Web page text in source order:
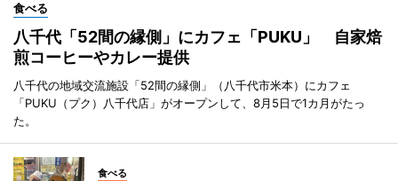
食べる
八千代「52間の縁側」にカフェ「PUKU」 自家焙
煎コーヒーやカレー提供
八千代の地域交流施設「52間の縁側」（八千代市米本）にカフェ
「PUKU（プク）八千代店」がオープンして、8月5日で1カ月がたっ
た。
食べる